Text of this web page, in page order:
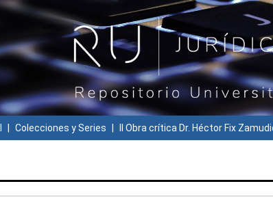
Colecciones y Series II Obra crítica Dr. Héctor Fix